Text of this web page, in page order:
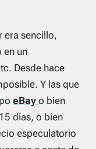
era sencillo,
en un
Desde hace
Y las que
eBay o bien
días, o bien
especulatorio